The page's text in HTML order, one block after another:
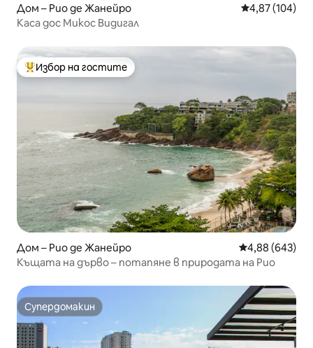
Дом – Рио де Жанейро Средна
4,87 (104)
Каса дос Микос Видигал
Най-популярен избор на гостите
Избор на гостите
Дом – Рио де Жанейро Средна
4,88 (643)
Къщата на дърво – потапяне в природата на Рио
Супердомакин
Супердомакин